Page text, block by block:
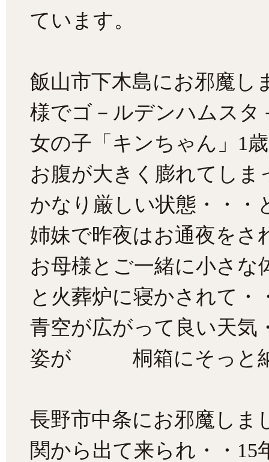
ています。
飯山市下木島にお邪魔し
様でゴ－ルデンハムスタ
女の子「キンちゃん」1
お腹が大きく膨れてし
かなり厳しい状態・・・
姉妹で昨夜はお通夜をさ
お母様とご一緒に小さ
と火葬炉に寝かされて・
青空が広がって良い天気
姿が 桐箱にそっと納
長野市中条にお邪魔しま
関から出て来られ・・15